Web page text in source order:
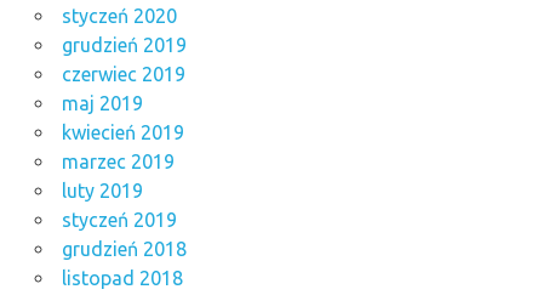
styczeń 2020
grudzień 2019
czerwiec 2019
maj 2019
kwiecień 2019
marzec 2019
luty 2019
styczeń 2019
grudzień 2018
listopad 2018